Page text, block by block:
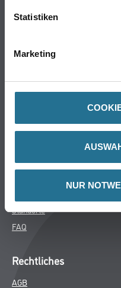
Statistiken
Marketing
NUR
Putze- und Spachtelmassen
Wand- & Deckenbeläge
Winkler & Gräbner
Services
Standorte
FAQ
Rechtliches
AGB